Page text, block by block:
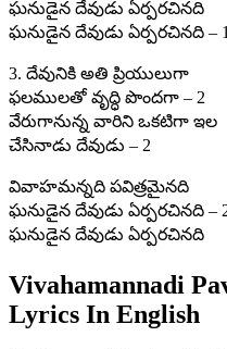
ఘనుడైన దేవుడు ఏర్పరచినది
ఘనుడైన దేవుడు ఏర్పరచినది – 1
3. దేవునికి అతి ప్రియులుగా
ఫలములతో వృద్ధి పొందగా – 2
వేరుగానున్న వారిని ఒకటిగా ఇల
చేసినాడు దేవుడు – 2
వివాహమన్నది పవిత్రమైనది
ఘనుడైన దేవుడు ఏర్పరచినది –
ఘనుడైన దేవుడు ఏర్పరచినది
Vivahamannadi
Lyrics In English